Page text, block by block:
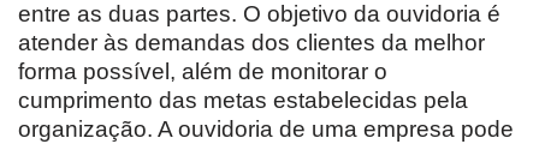
entre as duas partes. O objetivo da ouvidoria é
atender às demandas dos clientes da melhor
forma possível, além de monitorar o
cumprimento das metas estabelecidas pela
organização. A ouvidoria de uma empresa pode